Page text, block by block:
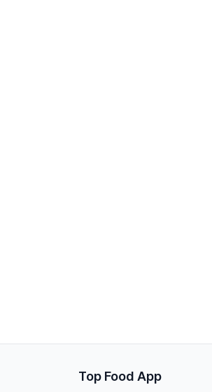
Top Food App